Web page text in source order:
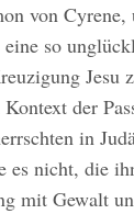
von Cyrene,
so
Jesu
der
in
es nicht, die
mit Gewalt